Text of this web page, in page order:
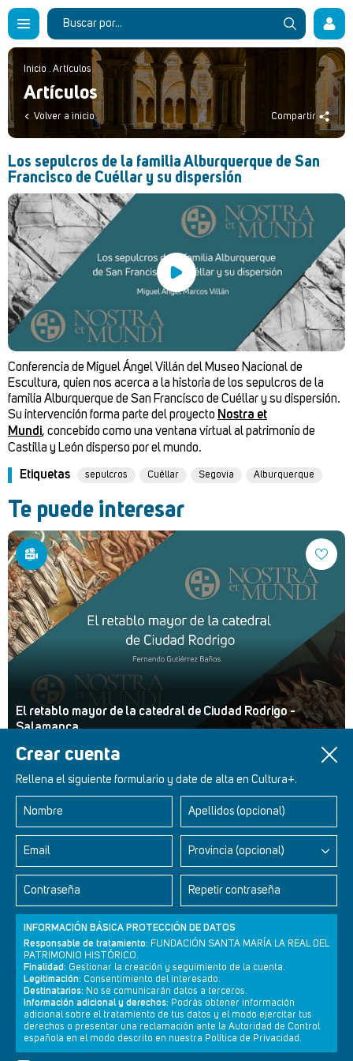
Crear cuenta
Rellena el siguiente formulario y date de alta en Cultura+.
Nombre Apellidos (opcional)
Email Provincia (opcional)
Contraseña Repetir contraseña
INFORMACIÓN BÁSICA PROTECCIÓN DE DATOS
Responsable de tratamiento: FUNDACIÓN SANTA MARÍA LA REAL DEL
PATRIMONIO HISTÓRICO.
Finalidad: Gestionar la creación y seguimiento de la cuenta.
Legitimación: Consentimiento del interesado.
Destinatarios: No se comunicarán datos a terceros.
Información adicional y derechos: Podrás obtener información
adicional sobre el tratamiento de tus datos y el modo ejercitar tus
derechos o presentar una reclamación ante la Autoridad de Control
española en el modo descrito en nuestra Política de Privacidad.
Inicio . Artículos
Artículos
Volver a inicio Compartir
Los sepulcros de la familia Alburquerque de San
Francisco de Cuéllar y su dispersión
Conferencia de Miguel Ángel Villán del Museo Nacional de
Escultura, quien nos acerca a la historia de los sepulcros de la
familia Alburquerque de San Francisco de Cuéllar y su dispersión.
Su intervención forma parte del proyecto Nostra et
Mundi, concebido como una ventana virtual al patrimonio de
Castilla y León disperso por el mundo.
Etiquetas sepulcros Cuéllar Segovia Alburquerque
Te puede interesar
El retablo mayor de la catedral de Ciudad Rodrigo -
Salamanca
Retablos Renacentistas Este de León
Newsletter Aviso legal Política de privacidad Política de cookies